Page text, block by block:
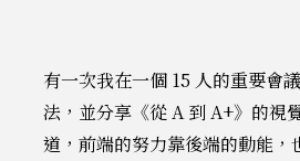
有一次我在一個 15 人的重要會
法，並分享《從 A 到 A+》的視
道，前端的努力靠後端的動能，